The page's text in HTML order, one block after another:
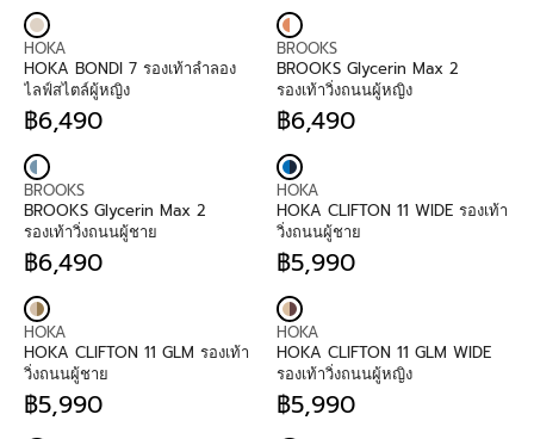
:G
U
L
A
R
P
I
C
E
฿
8
,
9
0
8
,
9
9
0
V
E
N
D
O
:
HOKA
HOKA BONDI 7 รองเท้าลำลอง
ไลฟ์สไตล์ผู้หญิง
R
G
U
L
A
R
P
I
C
E
฿
6
,
฿6,490
V
E
N
D
O
:
BROOKS
BROOKS Glycerin Max 2
รองเท้าวิ่งถนนผู้หญิง
R
G
U
L
A
R
P
I
C
E
฿
6
,
฿6,490
V
E
N
D
O
:
BROOKS
BROOKS Glycerin Max 2
รองเท้าวิ่งถนนผู้ชาย
R
G
U
L
A
R
P
฿6,490
V
E
N
D
O
:
HOKA
HOKA CLIFTON 11 WIDE รองเท้า
วิ่งถนนผู้ชาย
R
G
U
L
A
R
P
฿5,990
V
E
N
D
O
HOKA
HOKA CLIFTON 11 GLM รองเท้า
วิ่งถนนผู้ชาย
R
฿5,990
V
E
N
D
O
HOKA
HOKA CLIFTON 11 GLM WIDE
รองเท้าวิ่งถนนผู้หญิง
R
฿5,990